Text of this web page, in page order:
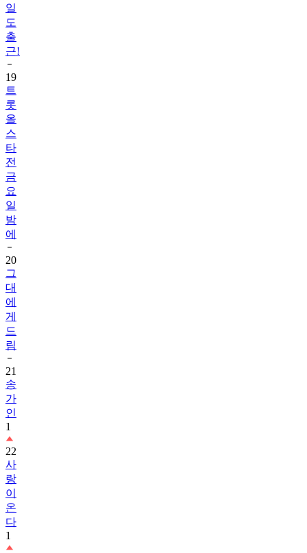
일
도
출
근!
19
트
롯
올
스
타
전
금
요
일
밤
에
20
그
대
에
게
드
림
21
송
가
인
1
22
사
랑
이
온
다
1